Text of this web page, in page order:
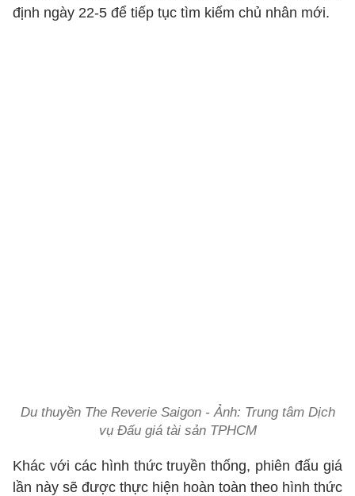
định ngày 22-5 để tiếp tục tìm kiếm chủ nhân mới.
Du thuyền The Reverie Saigon - Ảnh: Trung tâm Dịch
vụ Đấu giá tài sản TPHCM
Khác với các hình thức truyền thống, phiên đấu giá
lần này sẽ được thực hiện hoàn toàn theo hình thức